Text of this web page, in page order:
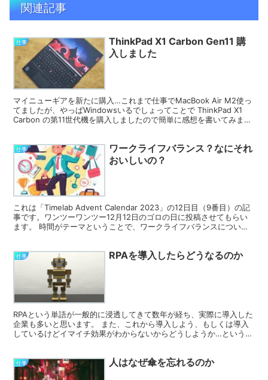
関連記事
仕事
ThinkPad X1 Carbon Gen11 購
入しました
マイニューギアを新たに購入…これまで仕事でMacBook Air M2使っ
てましたが、やっぱWindowsいるでしょってことで ThinkPad X1
Carbon の第11世代機を購入しましたので簡単に感想を書いてみま
仕事
ワークライフバランス？なにそれ
おいしいの？
これは「Timelab Advent Calendar 2023」の12日目（9番目）の記
事です。ワンツーワンツー12月12日のゴロの日に投稿させてもらい
ます。 時間がテーマということで、ワークライフバランスについて
仕事 RPAを導入したらどうなるのか
RPAという単語が一般的に浸透してきて数年が経ち、実際に導入した
企業も多いと思います。 また、これから導入しよう、もしくは導入
しているけどイマイチ効果がわからないからどうしようか…という企
仕事 人はなぜ傘を忘れるのか